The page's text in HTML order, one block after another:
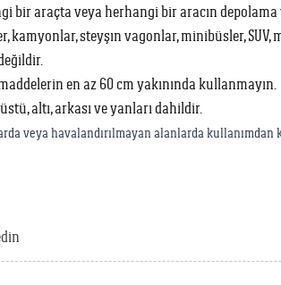
bir araçta veya herhangi bir aracın
kamyonlar, steyşın vagonlar, minibüsler,
en az 60 cm yakınında kullanmayın.
altı, arkası ve yanları dahildir.
veya havalandırılmayan alanlarda